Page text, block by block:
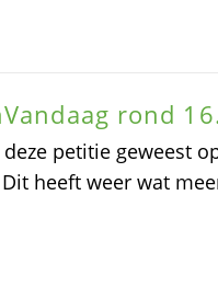
rond
petitie geweest
heeft weer wat